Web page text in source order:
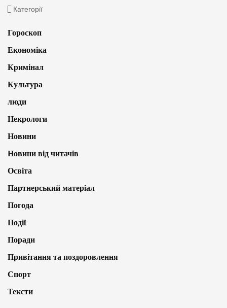
Категорії
Гороскоп
Економіка
Кримінал
Культура
люди
Некрологи
Новини
Новини від читачів
Освіта
Партнерський матеріал
Погода
Події
Поради
Привітання та поздоровлення
Спорт
Тексти